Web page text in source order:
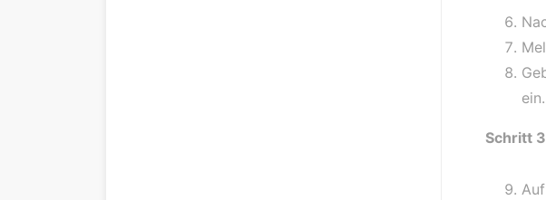
ein.
Schritt